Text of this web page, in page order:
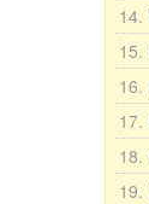
14.
15.
16.
17.
18.
19.